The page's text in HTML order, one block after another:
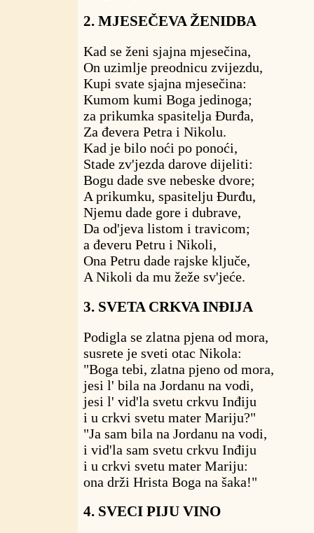
2. MJESEČEVA ŽENIDBA
Kad se ženi sjajna mjesečina,
On uzimlje preodnicu zvijezdu,
Kupi svate sjajna mjesečina:
Kumom kumi Boga jedinoga;
za prikumka spasitelja Đurđa,
Za đevera Petra i Nikolu.
Kad je bilo noći po ponoći,
Stade zv'jezda darove dijeliti:
Bogu dade sve nebeske dvore;
A prikumku, spasitelju Đurđu,
Njemu dade gore i dubrave,
Da od'jeva listom i travicom;
a đeveru Petru i Nikoli,
Ona Petru dade rajske ključe,
A Nikoli da mu žeže sv'jeće.
3. SVETA CRKVA INĐIJA
Podigla se zlatna pjena od mora,
susrete je sveti otac Nikola:
"Boga tebi, zlatna pjeno od mora,
jesi l' bila na Jordanu na vodi,
jesi l' vid'la svetu crkvu Inđiju
i u crkvi svetu mater Mariju?"
"Ja sam bila na Jordanu na vodi,
i vid'la sam svetu crkvu Inđiju
i u crkvi svetu mater Mariju:
ona drži Hrista Boga na šaka!"
4. SVECI PIJU VINO